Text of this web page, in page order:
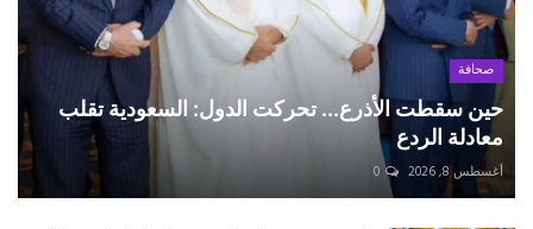
صحافة
حين سقطت الأذرع... تحركت الدول: السعودية تقلب
معادلة الردع
أغسطس 8, 2026 0